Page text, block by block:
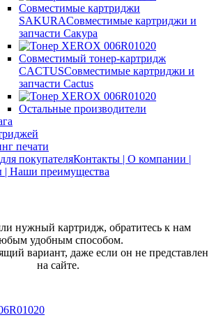
Совместимые картриджи
SAKURAСовместимые картриджи и
запчасти Сакура
Совместимый тонер-картридж
CACTUSСовместимые картриджи и
запчасти Cactus
Остальные производители
печати
покупателяКонтакты | О компании |
| Наши преимущества
нужный картридж, обратитесь к нам
удобным способом.
вариант, даже если он не представлен
на сайте.